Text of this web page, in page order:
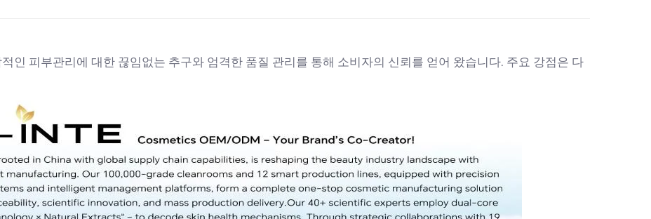
인 피부관리에 대한 끊임없는 추구와 엄격한 품질 관리를 통해 소비자의 신뢰를 얻어 왔습니다. 주요 강점은 다